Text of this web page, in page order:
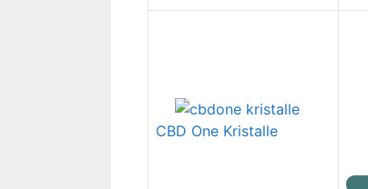
CBD One Kristalle